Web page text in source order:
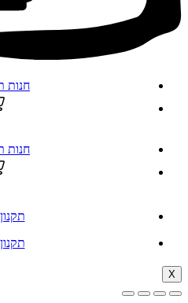
חנות
חנות
X